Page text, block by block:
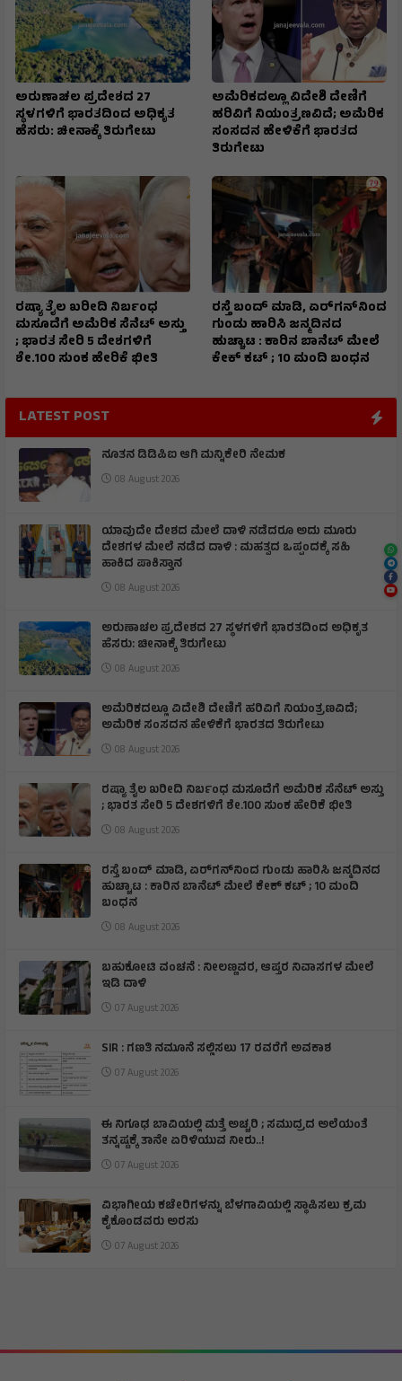
ಅರುಣಾಚಲ ಪ್ರದೇಶದ 27
ಸ್ಥಳಗಳಿಗೆ ಭಾರತದಿಂದ ಅಧಿಕೃತ
ಹೆಸರು: ಚೀನಾಕ್ಕೆ ತಿರುಗೇಟು
ಅಮೆರಿಕದಲ್ಲೂ ವಿದೇಶಿ ದೇಣಿಗೆ
ಹರಿವಿಗೆ ನಿಯಂತ್ರಣವಿದೆ; ಅಮೆರಿಕ
ಸಂಸದನ ಹೇಳಿಕೆಗೆ ಭಾರತದ
ತಿರುಗೇಟು
ರಷ್ಯಾ ತೈಲ ಖರೀದಿ ನಿರ್ಬಂಧ
ಮಸೂದೆಗೆ ಅಮೆರಿಕ ಸೆನೆಟ್ ಅಸ್ತು
; ಭಾರತ ಸೇರಿ 5 ದೇಶಗಳಿಗೆ
ಶೇ.100 ಸುಂಕ ಹೇರಿಕೆ ಭೀತಿ
ರಸ್ತೆ ಬಂದ್ ಮಾಡಿ, ಏರ್‌ಗನ್‌ನಿಂದ
ಗುಂಡು ಹಾರಿಸಿ ಜನ್ಮದಿನದ
ಹುಚ್ಚಾಟ : ಕಾರಿನ ಬಾನೆಟ್ ಮೇಲೆ
ಕೇಕ್ ಕಟ್‌ ; 10 ಮಂದಿ ಬಂಧನ
LATEST POST
ನೂತನ ಡಿಡಿಪಿಐ ಆಗಿ ಮನ್ನಿಕೇರಿ ನೇಮಕ
08 August 2026
ಯಾವುದೇ ದೇಶದ ಮೇಲೆ ದಾಳಿ ನಡೆದರೂ ಅದು ಮೂರು
ದೇಶಗಳ ಮೇಲೆ ನಡೆದ ದಾಳಿ : ಮಹತ್ವದ ಒಪ್ಪಂದಕ್ಕೆ ಸಹಿ
ಹಾಕಿದ ಪಾಕಿಸ್ತಾನ
08 August 2026
ಅರುಣಾಚಲ ಪ್ರದೇಶದ 27 ಸ್ಥಳಗಳಿಗೆ ಭಾರತದಿಂದ ಅಧಿಕೃತ
ಹೆಸರು: ಚೀನಾಕ್ಕೆ ತಿರುಗೇಟು
08 August 2026
ಅಮೆರಿಕದಲ್ಲೂ ವಿದೇಶಿ ದೇಣಿಗೆ ಹರಿವಿಗೆ ನಿಯಂತ್ರಣವಿದೆ;
ಅಮೆರಿಕ ಸಂಸದನ ಹೇಳಿಕೆಗೆ ಭಾರತದ ತಿರುಗೇಟು
08 August 2026
ರಷ್ಯಾ ತೈಲ ಖರೀದಿ ನಿರ್ಬಂಧ ಮಸೂದೆಗೆ ಅಮೆರಿಕ ಸೆನೆಟ್ ಅಸ್ತು
; ಭಾರತ ಸೇರಿ 5 ದೇಶಗಳಿಗೆ ಶೇ.100 ಸುಂಕ ಹೇರಿಕೆ ಭೀತಿ
08 August 2026
ರಸ್ತೆ ಬಂದ್ ಮಾಡಿ, ಏರ್‌ಗನ್‌ನಿಂದ ಗುಂಡು ಹಾರಿಸಿ ಜನ್ಮದಿನದ
ಹುಚ್ಚಾಟ : ಕಾರಿನ ಬಾನೆಟ್ ಮೇಲೆ ಕೇಕ್ ಕಟ್‌ ; 10 ಮಂದಿ
ಬಂಧನ
08 August 2026
ಬಹುಕೋಟಿ ವಂಚನೆ : ನೀಲಣ್ಣವರ, ಆಪ್ತರ ನಿವಾಸಗಳ ಮೇಲೆ
ಇಡಿ ದಾಳಿ
07 August 2026
SIR : ಗಣತಿ ನಮೂನೆ ಸಲ್ಲಿಸಲು 17 ರವರೆಗೆ ಅವಕಾಶ
07 August 2026
ಈ ನಿಗೂಢ ಬಾವಿಯಲ್ಲಿ ಮತ್ತೆ ಅಚ್ಚರಿ ; ಸಮುದ್ರದ ಅಲೆಯಂತೆ
ತನ್ನಷ್ಟಕ್ಕೆ ತಾನೇ ಏರಿಳಿಯುವ ನೀರು..!
07 August 2026
ವಿಭಾಗೀಯ ಕಚೇರಿಗಳನ್ನು ಬೆಳಗಾವಿಯಲ್ಲಿ ಸ್ಥಾಪಿಸಲು ಕ್ರಮ
ಕೈಕೊಂಡವರು ಅರಸು
07 August 2026